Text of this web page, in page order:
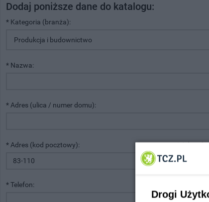
Dodaj poniższe dane do katalogu:
* Kategoria (branża):
* Nazwa:
* Adres (ulica / numer domu):
* Adres (kod pocztowy): * Adres
* Telefon:
Drogi